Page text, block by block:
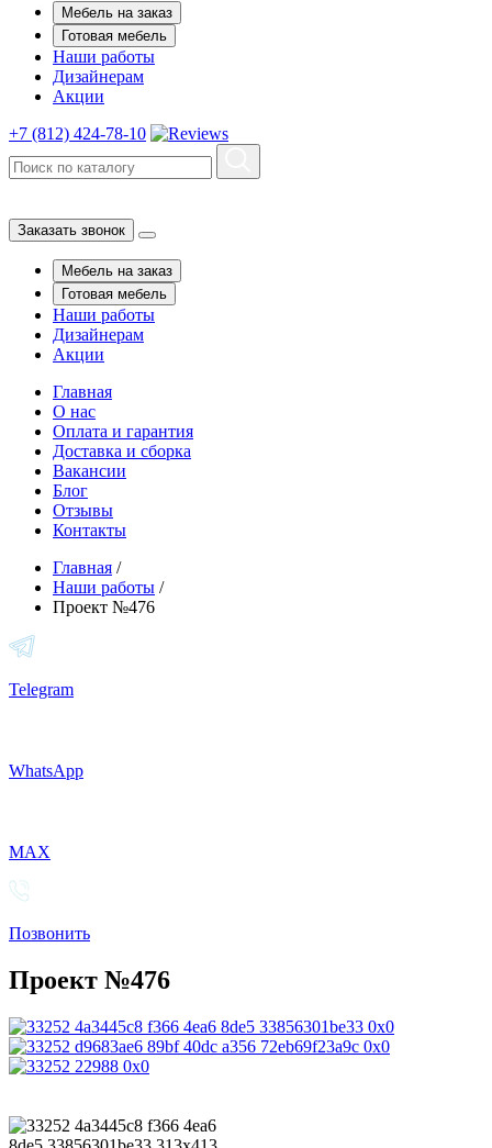
Мебель на заказ
Готовая мебель
Наши работы
Дизайнерам
Акции
+7 (812) 424-78-10
Заказать звонок
Мебель на заказ
Готовая мебель
Наши работы
Дизайнерам
Акции
Главная
О нас
Оплата и гарантия
Доставка и сборка
Вакансии
Блог
Отзывы
Контакты
Главная /
Наши работы /
Проект №476
Telegram
WhatsApp
MAX
Позвонить
Проект №476